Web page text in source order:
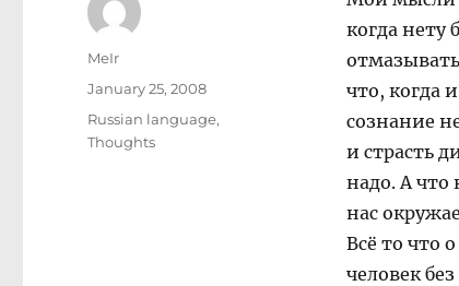
когда нету
что, когда
сознание
и страсть
надо. А что
нас
Всё то что
человек
Author
MeIr
Posted
January 25, 2008
Categories
Russian language,
Thoughts